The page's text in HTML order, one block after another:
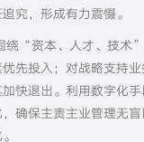
究，形成有力震慑。
绕“资本、人才、技术”
先投入；对战略支
退出。利用数字化
确保主责主业管理无